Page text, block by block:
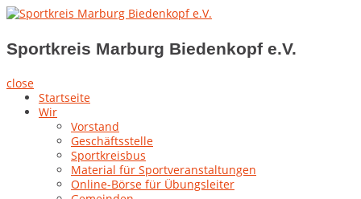
Skip
content
Sportkreis Marburg Biedenkopf e.V.
Sportkreis Marburg Biedenkopf e.V.
close
Startseite
Wir
Vorstand
Geschäftsstelle
Sportkreisbus
Material für Sportveranstaltungen
Online-Börse für Übungsleiter